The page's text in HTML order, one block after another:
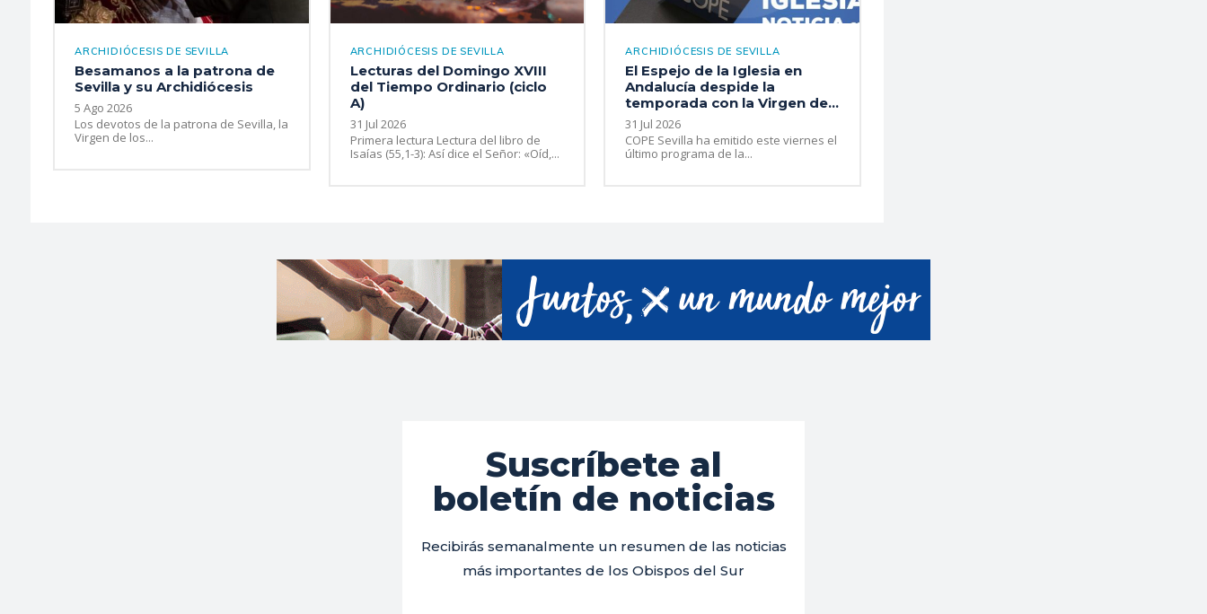
ARCHIDIÓCESIS DE SEVILLA
Besamanos a la patrona de
Sevilla y su Archidiócesis
5 Ago 2026
Los devotos de la patrona de Sevilla, la
Virgen de los...
ARCHIDIÓCESIS DE SEVILLA
Lecturas del Domingo XVIII
del Tiempo Ordinario (ciclo
A)
31 Jul 2026
Primera lectura Lectura del libro de
Isaías (55,1-3): Así dice el Señor: «Oíd,...
ARCHIDIÓCESIS DE SEVILLA
El Espejo de la Iglesia en
Andalucía despide la
temporada con la Virgen de...
31 Jul 2026
COPE Sevilla ha emitido este viernes el
último programa de la...
Suscríbete al
boletín de noticias
Recibirás semanalmente un resumen de las noticias
más importantes de los Obispos del Sur